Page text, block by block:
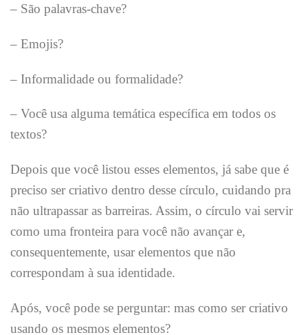
– São palavras-chave?
– Emojis?
– Informalidade ou formalidade?
– Você usa alguma temática específica em todos os
textos?
Depois que você listou esses elementos, já sabe que é
preciso ser criativo dentro desse círculo, cuidando pra
não ultrapassar as barreiras. Assim, o círculo vai servir
como uma fronteira para você não avançar e,
consequentemente, usar elementos que não
correspondam à sua identidade.
Após, você pode se perguntar: mas como ser criativo
usando os mesmos elementos?